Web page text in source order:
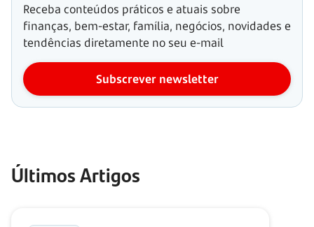
Receba conteúdos práticos e atuais sobre
finanças, bem-estar, família, negócios, novidades e
tendências diretamente no seu e-mail
Subscrever newsletter
Últimos Artigos